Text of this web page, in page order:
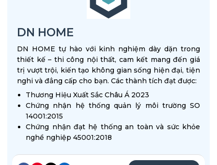
DN HOME
DN HOME tự hào với kinh nghiệm dày dặn trong
thiết kế – thi công nội thất, cam kết mang đến giá
trị vượt trội, kiến tạo không gian sống hiện đại, tiện
nghi và đẳng cấp cho bạn. Các thành tích đạt được:
Thương Hiệu Xuất Sắc Châu Á 2023
Chứng nhận hệ thống quản lý môi trường SO
14001:2015
Chứng nhận đạt hệ thống an toàn và sức khỏe
nghề nghiệp 45001:2018